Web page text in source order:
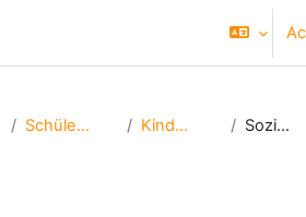
Schülerbereich Kinderpflege Sozialkunde